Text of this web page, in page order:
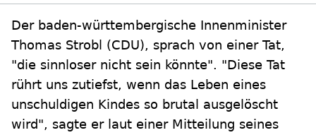
Der baden-württembergische Innenminister
Thomas Strobl (CDU), sprach von einer Tat,
"die sinnloser nicht sein könnte". "Diese Tat
rührt uns zutiefst, wenn das Leben eines
unschuldigen Kindes so brutal ausgelöscht
wird", sagte er laut einer Mitteilung seines